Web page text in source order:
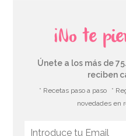
¡No te
Únete a los más de
reciben
* Recetas paso a paso *
novedades en